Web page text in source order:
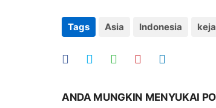
Tags Asia Indonesia
ANDA MUNGKIN MENYUKAI